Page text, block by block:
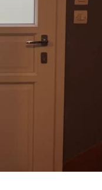
PVC
partie
et